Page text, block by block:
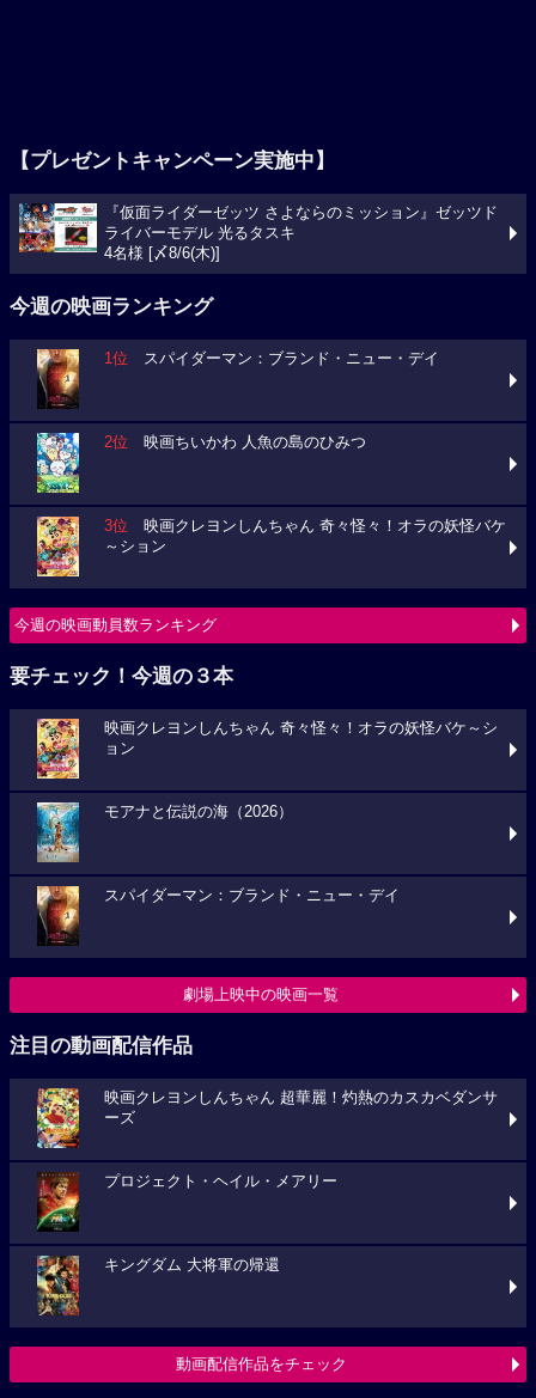
【プレゼントキャンペーン実施中】
『仮面ライダーゼッツ さよならのミッション』ゼッツド
ライバーモデル 光るタスキ
4名様 [〆8/6(木)]
今週の映画ランキング
1位 スパイダーマン：ブランド・ニュー・デイ
2位 映画ちいかわ 人魚の島のひみつ
3位 映画クレヨンしんちゃん 奇々怪々！オラの妖怪バケ
～ション
今週の映画動員数ランキング
要チェック！今週の３本
映画クレヨンしんちゃん 奇々怪々！オラの妖怪バケ～シ
ョン
モアナと伝説の海（2026）
スパイダーマン：ブランド・ニュー・デイ
劇場上映中の映画一覧
注目の動画配信作品
映画クレヨンしんちゃん 超華麗！灼熱のカスカベダンサ
ーズ
プロジェクト・ヘイル・メアリー
キングダム 大将軍の帰還
動画配信作品をチェック